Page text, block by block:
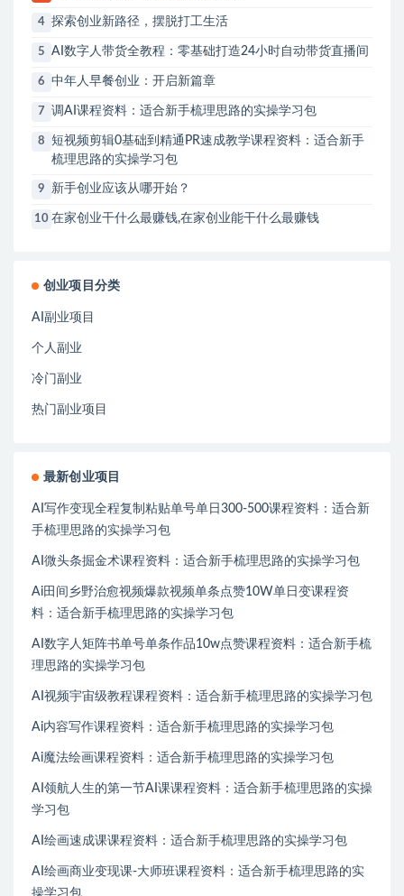
4 探索创业新路径，摆脱打工生活
5 AI数字人带货全教程：零基础打造24小时自动带货直播间
6 中年人早餐创业：开启新篇章
7 调AI课程资料：适合新手梳理思路的实操学习包
8
短视频剪辑0基础到精通PR速成教学课程资料：适合新手
梳理思路的实操学习包
9 新手创业应该从哪开始？
10 在家创业干什么最赚钱,在家创业能干什么最赚钱
创业项目分类
AI副业项目
个人副业
冷门副业
热门副业项目
最新创业项目
AI写作变现全程复制粘贴单号单日300-500课程资料：适合新
手梳理思路的实操学习包
AI微头条掘金术课程资料：适合新手梳理思路的实操学习包
Ai田间乡野治愈视频爆款视频单条点赞10W单日变课程资
料：适合新手梳理思路的实操学习包
AI数字人矩阵书单号单条作品10w点赞课程资料：适合新手梳
理思路的实操学习包
AI视频宇宙级教程课程资料：适合新手梳理思路的实操学习包
Ai内容写作课程资料：适合新手梳理思路的实操学习包
Ai魔法绘画课程资料：适合新手梳理思路的实操学习包
AI领航人生的第一节AI课课程资料：适合新手梳理思路的实操
学习包
AI绘画速成课课程资料：适合新手梳理思路的实操学习包
AI绘画商业变现课-大师班课程资料：适合新手梳理思路的实
操学习包